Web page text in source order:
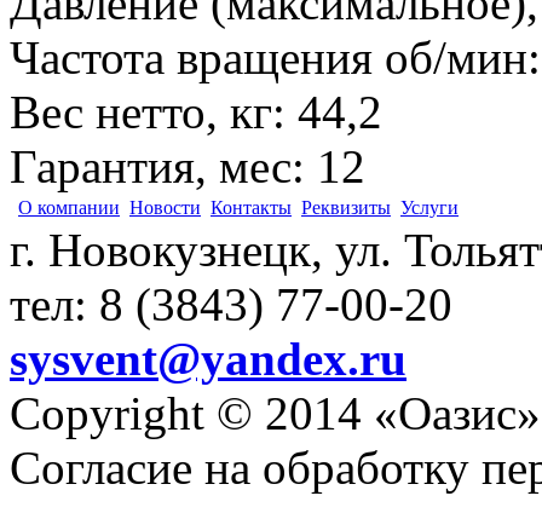
Частота вращения об/мин
Вес нетто, кг: 44,2
Гарантия, мес: 12
О компании Новости Контакты Реквизиты Услуги
г. Новокузнецк, ул.
тел: 8 (3843) 77-00-20
sysvent@yandex.ru
Copyright © 2014 «Оазис»
Согласие на обработку